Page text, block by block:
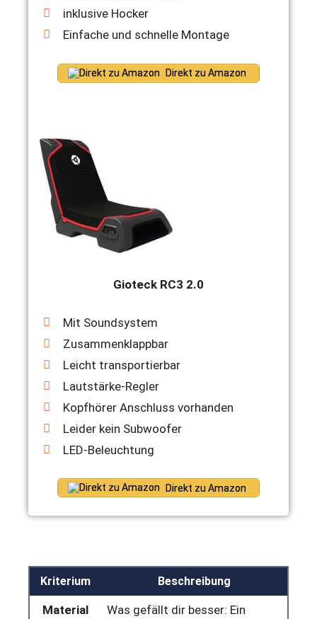
inklusive Hocker
Einfache und schnelle Montage
Direkt zu Amazon
Gioteck RC3 2.0
Mit Soundsystem
Zusammenklappbar
Leicht transportierbar
Lautstärke-Regler
Kopfhörer Anschluss vorhanden
Leider kein Subwoofer
LED-Beleuchtung
Direkt zu Amazon
Kriterium Beschreibung
Material
Was gefällt dir besser: Ein